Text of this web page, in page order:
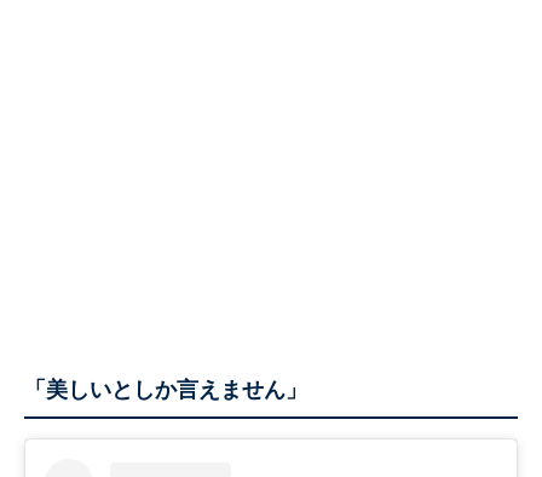
「美しいとしか言えません」